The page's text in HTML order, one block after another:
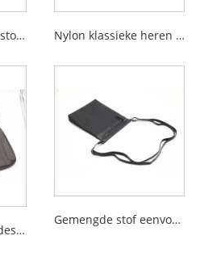
Vintage casual mix stof kleine heren schoudertas Nylon klassieke heren message bag schoudertas
PU lederen casual design herenschoudertas
Gemengde stof eenvoudig ontwerp dunne herenschoudertas